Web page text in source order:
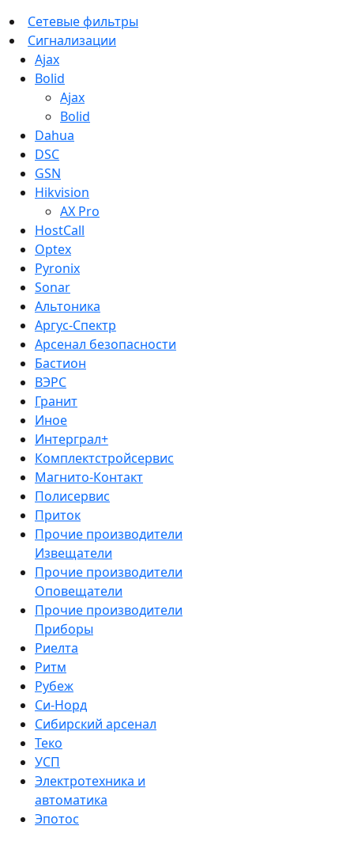
Сетевые фильтры
Сигнализации
Ajax
Bolid
Ajax
Bolid
Dahua
DSC
GSN
Hikvision
AX Pro
HostCall
Optex
Pyronix
Sonar
Альтоника
Аргус-Спектр
Арсенал безопасности
Бастион
ВЭРС
Гранит
Иное
Интерграл+
Комплектстройсервис
Магнито-Контакт
Полисервис
Приток
Прочие производители
Извещатели
Прочие производители
Оповещатели
Прочие производители
Приборы
Риелта
Ритм
Рубеж
Си-Норд
Сибирский арсенал
Теко
УСП
Электротехника и
автоматика
Эпотос